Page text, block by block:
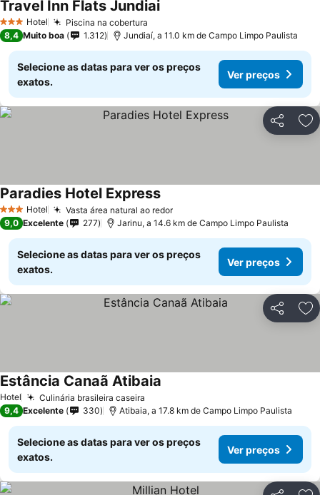
3 EstrelasHotel Piscina na cobertura
Travel Inn Flats Jundiai
8,4 Muito boa 1.312 Jundiaí, a 11.0 km de Campo Limpo Paulista
Selecione as datas para ver os preços
exatos.
Ver preços
Partilhar
3 EstrelasHotel Vasta área natural ao redor
Paradies Hotel Express
9,0 Excelente 277 Jarinu, a 14.6 km de Campo Limpo Paulista
Selecione as datas para ver os preços
exatos.
Ver preços
Partilhar
Hotel Culinária brasileira caseira
Estância Canaã Atibaia
9,4 Excelente 330 Atibaia, a 17.8 km de Campo Limpo Paulista
Selecione as datas para ver os preços
exatos.
Ver preços